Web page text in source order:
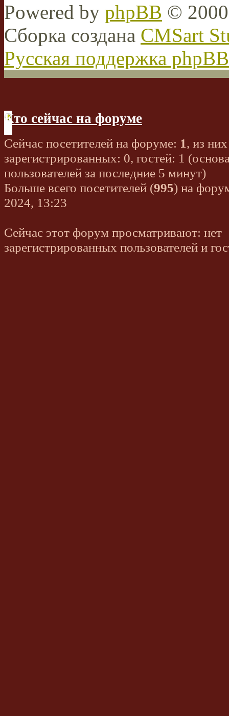
Powered by phpBB ©
Сборка создана CMSart
Русская поддержка phpBB
Кто сейчас на форуме
Сейчас посетителей на форуме: 1, из них
зарегистрированных: 0, гостей: 1
пользователей за последние 5 минут)
Больше всего посетителей (995) на
2024, 13:23
Сейчас этот форум просматривают: нет
зарегистрированных пользователей и